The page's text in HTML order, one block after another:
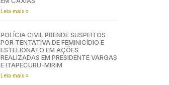
Leia mais »
POLÍCIA CIVIL PRENDE SUSPEITOS
POR TENTATIVA DE FEMINICÍDIO E
ESTELIONATO EM AÇÕES
REALIZADAS EM PRESIDENTE VARGAS
E ITAPECURU-MIRIM
Leia mais »